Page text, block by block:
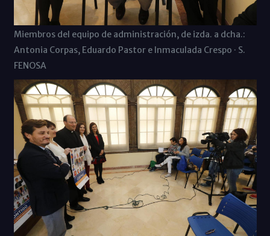
Miembros del equipo de administración, de izda. a dcha.:
Antonia Corpas, Eduardo Pastor e Inmaculada Crespo · S.
FENOSA